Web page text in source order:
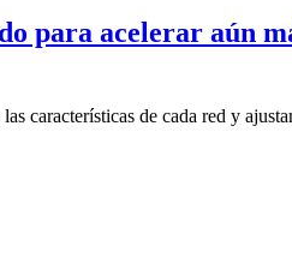
para acelerar aún
características de cada red y